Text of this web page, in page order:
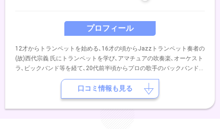
プロフィール
12才からトランペットを始める､16才の頃からJazzトランペット奏者の
(故)西代宗義 氏にトランペットを学び､アマチュアの吹奏楽､オーケスト
ラ､ビックバンド等を経て､20代前半頃からプロの歌手のバックバンドを
手がけて､八代亜紀の専属バンド等にも参加｡その他にオリジナルバンド
(Making Lover結成)でライブ活動｡R&B､レゲエ等のバンドにも参加し積
極的にライブ､コンサート活動を行ってきました。現在はフリーで音楽
口コミ情報も見る